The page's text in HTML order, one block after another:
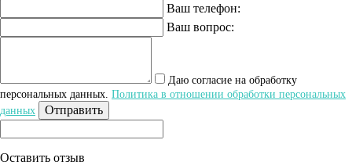
Ваш телефон:
Ваш вопрос:
Даю согласие на обработку
персональных данных. Политика в отношении обработки персональных
данных
Отправить
Оставить отзыв